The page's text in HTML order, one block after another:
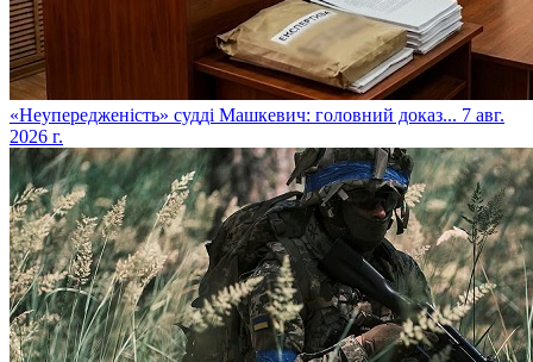
​«Неупередженість» судді Машкевич: головний доказ... 7 авг.
2026 г.